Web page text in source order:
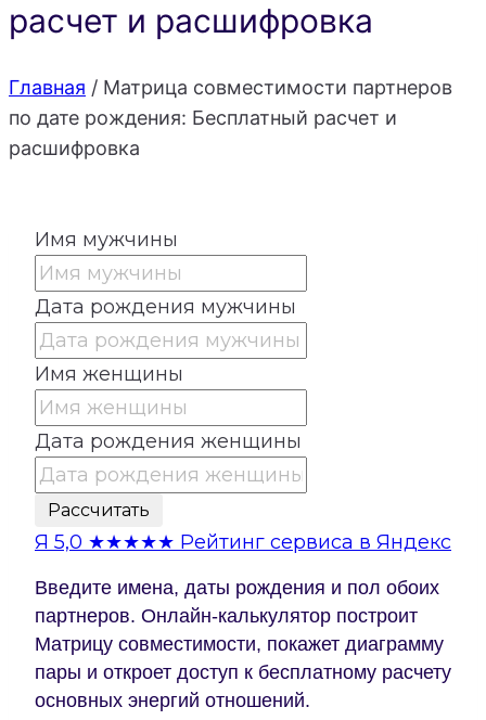
расчет и расшифровка
Главная / Матрица совместимости партнеров
по дате рождения: Бесплатный расчет и
расшифровка
Имя мужчины
Дата рождения мужчины
Имя женщины
Дата рождения женщины
Рассчитать
Я 5,0 ★★★★★ Рейтинг сервиса в Яндекс
Введите имена, даты рождения и пол обоих
партнеров. Онлайн-калькулятор построит
Матрицу совместимости, покажет диаграмму
пары и откроет доступ к бесплатному расчету
основных энергий отношений.